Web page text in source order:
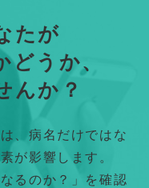
たが
どうか、
んか？
、病名だけではな
が影響します。
るのか？」を確認